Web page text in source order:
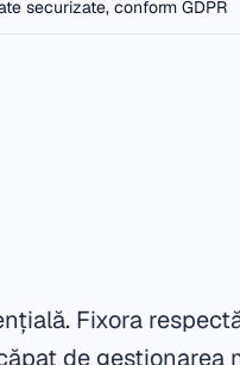
securizate, conform GDPR
Fixora
de gestionarea